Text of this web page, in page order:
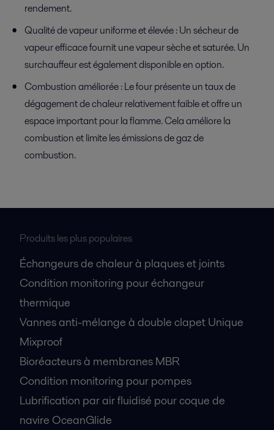
rendement.
Qualité de vapeur uniforme et élevée : Un sécheur de
vapeur efficace fournit une vapeur sèche et saturée. Un
surchauffeur est également disponible en option.
Combustion améliorée : Le four présente un taux de
dégagement de chaleur relativement faible et offre un
espace important pour la flamme. Cela améliore la
combustion et limite les émissions de gaz de
combustion.
Produits les plus populaires
Échangeurs de chaleur à plaques et joints
Condition monitoring pour échangeur
thermique
Vannes anti-mélange à double clapet Unique
Mixproof
Bioréacteurs à membranes MBR
Condition monitoring pour pompes
Lubrification par air fluidisé pour coque de
navire OceanGlide